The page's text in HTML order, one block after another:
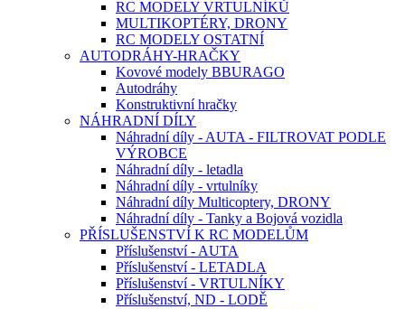
RC MODELY VRTULNÍKŮ
MULTIKOPTÉRY, DRONY
RC MODELY OSTATNÍ
AUTODRÁHY-HRAČKY
Kovové modely BBURAGO
Autodráhy
Konstruktivní hračky
NÁHRADNÍ DÍLY
Náhradní díly - AUTA - FILTROVAT PODLE
VÝROBCE
Náhradní díly - letadla
Náhradní díly - vrtulníky
Náhradní díly Multicoptery, DRONY
Náhradní díly - Tanky a Bojová vozidla
PŘÍSLUŠENSTVÍ K RC MODELŮM
Příslušenství - AUTA
Příslušenství - LETADLA
Příslušenství - VRTULNÍKY
Příslušenství, ND - LODĚ